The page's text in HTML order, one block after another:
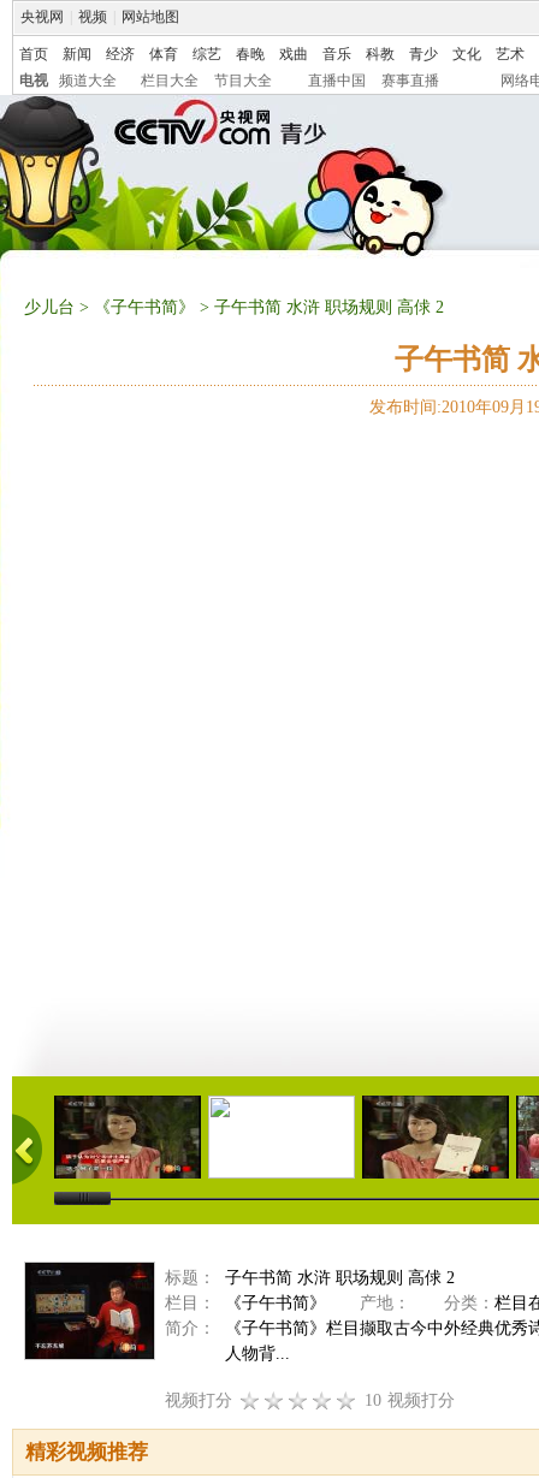
央视网 视频 网站地图
首页 新闻 经济 体育 综艺 春晚 戏曲 音乐 科教 青少 文化
艺术
电视
频道大全 栏目大全 节目大全 直播中国 赛事直播 网络
少儿台 > 《子午书简》 > 子午书简 水浒 职场规则 高俅 2
子午书简
发布时间:2010年09月
04:59 04:30 04:05
标题：
子午书简 水浒 职场规则 高俅 2
栏目：
《子午书简》 产地： 分类： 栏目
简介：
《子午书简》栏目撷取古今中外经典优
人物背...
视频打分 10 视频打分
精彩视频推荐